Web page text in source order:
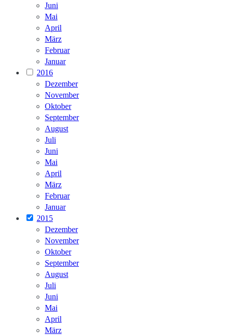
Juni
Mai
April
März
Februar
Januar
2016
Dezember
November
Oktober
September
August
Juli
Juni
Mai
April
März
Februar
Januar
2015
Dezember
November
Oktober
September
August
Juli
Juni
Mai
April
März